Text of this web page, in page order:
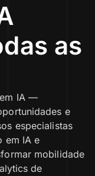
as
IA —
e
especialistas
em IA e
mobilidade
de